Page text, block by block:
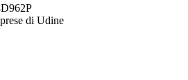
di Udine